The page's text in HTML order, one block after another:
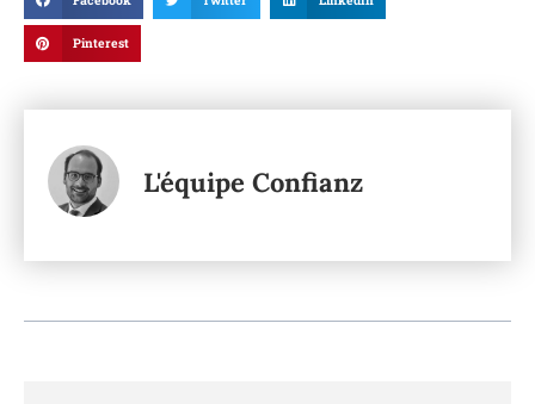
Pinterest
L'équipe Confianz